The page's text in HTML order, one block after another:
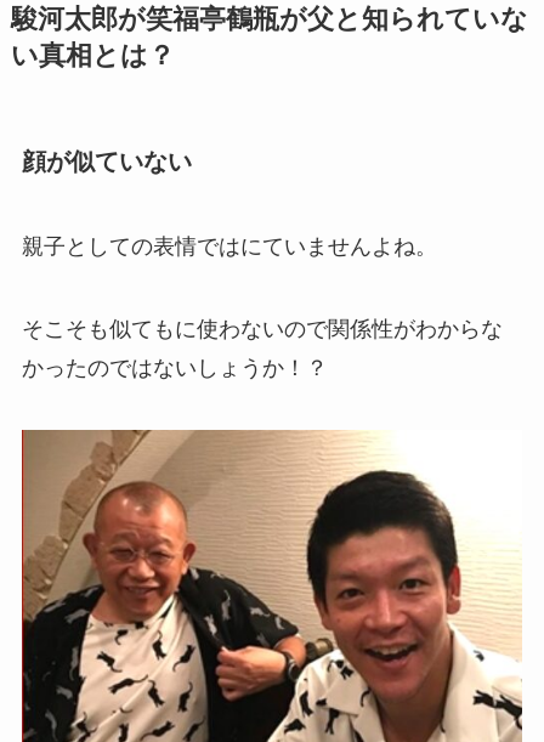
駿河太郎が笑福亭鶴瓶が父と知られていな
い真相とは？
顔が似ていない
親子としての表情ではにていませんよね。
そこそも似てもに使わないので関係性がわからな
かったのではないしょうか！？